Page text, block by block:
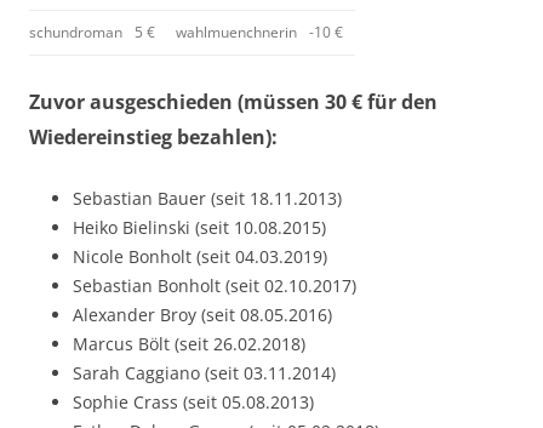
schundroman 5 € wahlmuenchnerin -10 €
Zuvor ausgeschieden (müssen 30 € für den
Wiedereinstieg bezahlen):
Sebastian Bauer (seit 18.11.2013)
Heiko Bielinski (seit 10.08.2015)
Nicole Bonholt (seit 04.03.2019)
Sebastian Bonholt (seit 02.10.2017)
Alexander Broy (seit 08.05.2016)
Marcus Bölt (seit 26.02.2018)
Sarah Caggiano (seit 03.11.2014)
Sophie Crass (seit 05.08.2013)